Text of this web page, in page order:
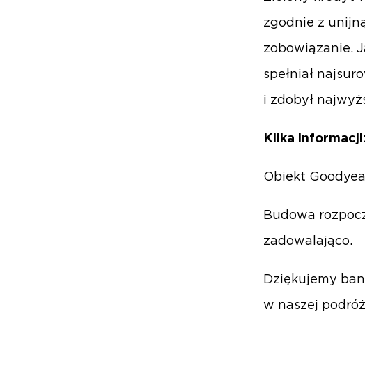
zgodnie z
zobowiązanie.
spełniał
i zdobył
Kilka informacji:
Obiekt
Budowa
zadowalająco.
Dziękujemy
w naszej